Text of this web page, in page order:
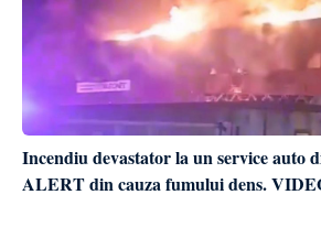
Incendiu devastator la un service auto
ALERT din cauza fumului dens.